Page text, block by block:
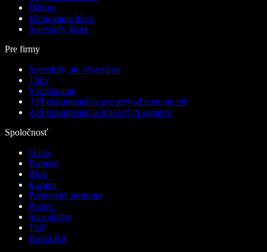
Dabing
Klonovanie hlasu
Speechify Work
Pre firmy
Speechify pre vývojárov
Tímy
Vzdelávanie
API dokumentácia pre prevod textu na reč
API dokumentácia hlasových agentov
Spoločnosť
O nás
Kontakt
Blog
Kariéra
Partnerský program
Pomoc
Stav služby
Tlač
Brand Kit